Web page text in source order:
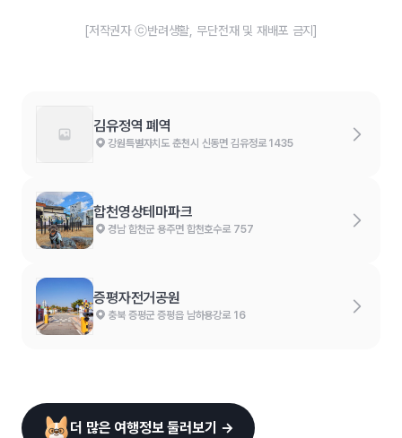
[저작권자 ⓒ반려생활, 무단전재 및 재배포 금지]
김유정역 폐역
강원특별자치도 춘천시 신동면 김유정로 1435
합천영상테마파크
경남 합천군 용주면 합천호수로 757
증평자전거공원
충북 증평군 증평읍 남하용강로 16
더 많은 여행정보 둘러보기 →